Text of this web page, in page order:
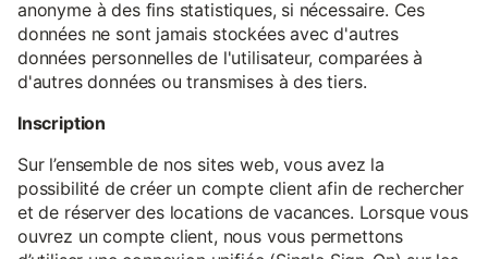
anonyme à des fins statistiques, si nécessaire. Ces
données ne sont jamais stockées avec d'autres
données personnelles de l'utilisateur, comparées à
d'autres données ou transmises à des tiers.
Inscription
Sur l’ensemble de nos sites web, vous avez la
possibilité de créer un compte client afin de rechercher
et de réserver des locations de vacances. Lorsque vous
ouvrez un compte client, nous vous permettons